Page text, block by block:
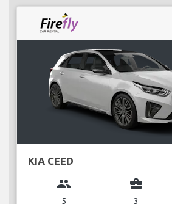
KIA CEED
group
5
business_center
3